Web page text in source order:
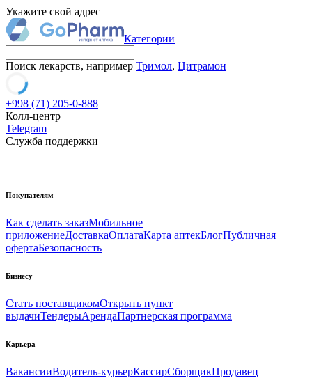
Укажите свой адрес
Категории
Поиск лекарств, например Тримол, Цитрамон
+998 (71) 205-0-888
Колл-центр
Telegram
Служба поддержки
Покупателям
Как сделать заказМобильное
приложениеДоставкаОплатаКарта аптекБлогПубличная
офертаБезопасность
Бизнесу
Стать поставщикомОткрыть пункт
выдачиТендерыАрендаПартнерская программа
Карьера
ВакансииВодитель-курьерКассирСборщикПродавец